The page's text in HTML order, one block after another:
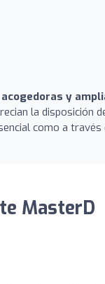
y
la disposición
como a
MasterD